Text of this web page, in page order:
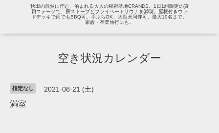
秋田の自然に佇む、泊まれる大人の秘密基地CRANDS。1日1組限定の貸
切コテージで、薪ストーブとプライベートサウナを満喫。屋根付きウッ
ドデッキで雨でもBBQ可。手ぶらOK、大型犬同伴可。最大10名まで、
家族・卒業旅行にも。
空き状況カレンダー
指定なし 2021-08-21 (土)
満室